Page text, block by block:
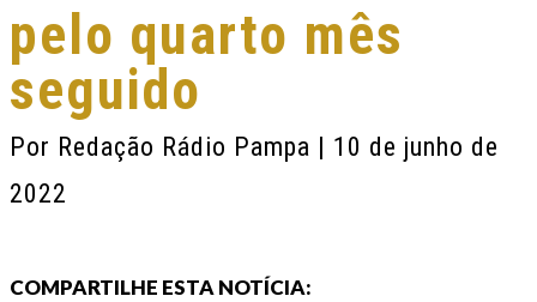
pelo quarto mês
seguido
Por Redação Rádio Pampa | 10 de junho de
2022
COMPARTILHE ESTA NOTÍCIA: